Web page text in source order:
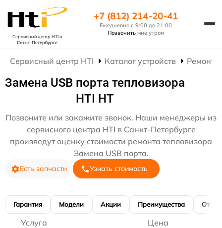
Сервисный центр HTIв
Санкт-Петербурге
+7 (812) 214-20-41
Ежедневно с 9:00 до 21:00
Позвонить мне утром
Сервисный центр HTI Каталог устройств Ремонт
Замена USB порта тепловизора
HTI HT
Позвоните или закажите звонок. Наши менеджеры из
сервисного центра HTI в Санкт-Петербурге
произведут оценку стоимости ремонта тепловизора
Замена USB порта.
Есть запчасти Узнать стоимость
Гарантия Модели Акции Преимущества
Услуга Цена